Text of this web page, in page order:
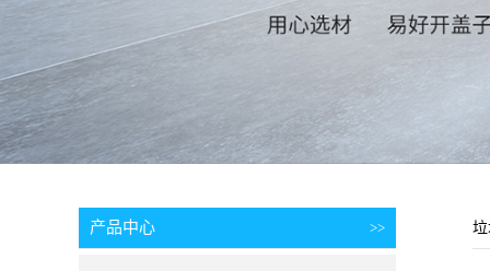
产品中心 >>